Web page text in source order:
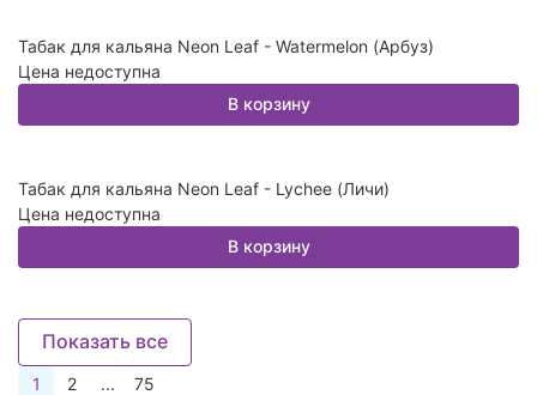
Табак для кальяна Neon Leaf - Watermelon (Арбуз)
Цена недоступна
В корзину
Табак для кальяна Neon Leaf - Lychee (Личи)
Цена недоступна
В корзину
Показать все
1 2 ... 75